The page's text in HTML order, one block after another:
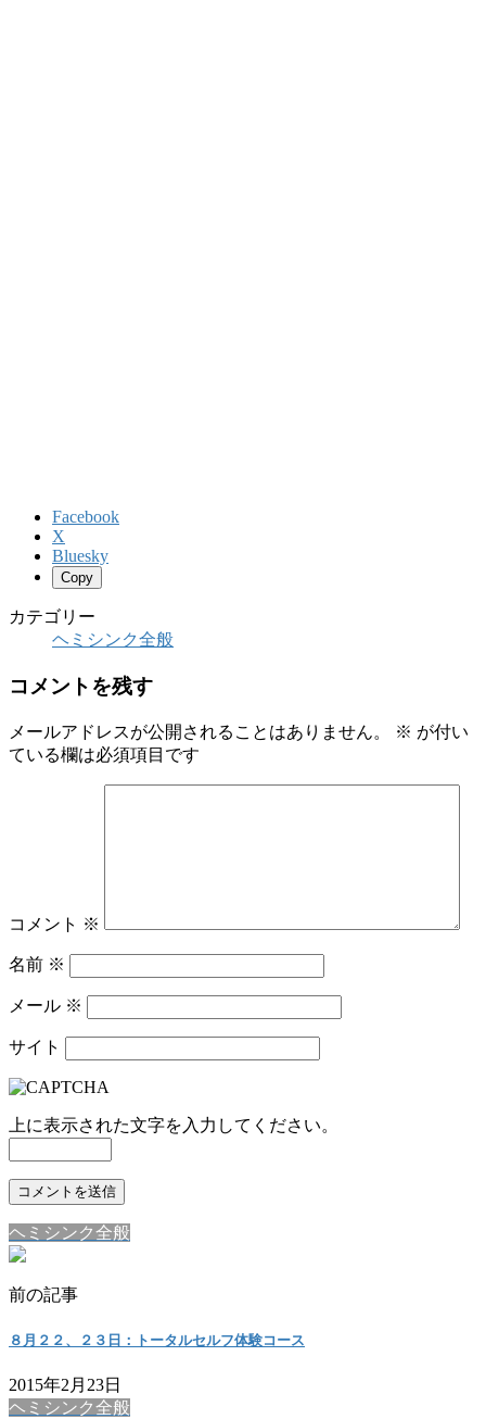
Facebook
X
Bluesky
Copy
カテゴリー
ヘミシンク全般
コメントを残す
メールアドレスが公開されることはありません。 ※ が付い
ている欄は必須項目です
コメント ※
名前 ※
メール ※
サイト
上に表示された文字を入力してください。
ヘミシンク全般
前の記事
８月２２、２３日：トータルセルフ体験コース
2015年2月23日
ヘミシンク全般